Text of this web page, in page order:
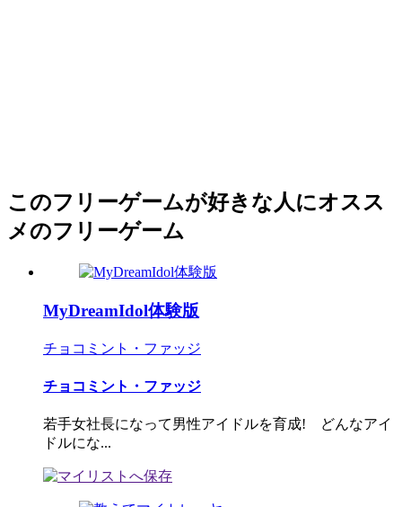
このフリーゲームが好きな人にオスス
メのフリーゲーム
MyDreamIdol体験版
チョコミント・ファッジ
チョコミント・ファッジ
若手女社長になって男性アイドルを育成! どんなアイ
ドルにな...